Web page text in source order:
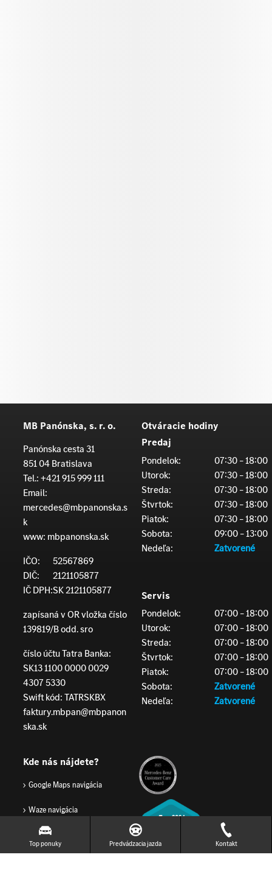
MB Panónska, s. r. o.
Panónska cesta 31
851 04 Bratislava
Tel.:+421 915 999 111
Email:
mercedes@mbpanonska.s
k
www: mbpanonska.sk
IČO:
52567869
DIČ:
2121105877
IČ DPH:SK 2121105877
zapísaná v OR vložka číslo
139819/B odd. sro
číslo účtu Tatra Banka:
SK13 1100 0000 0029
4307 5330
Swift kód: TATRSKBX
faktury.mbpan@mbpanon
ska.sk
Otváracie hodiny
Predaj
Pondelok:
07:30 – 18:00
Utorok:
07:30 – 18:00
Streda:
07:30 – 18:00
Štvrtok:
07:30 – 18:00
Piatok:
07:30 – 18:00
Sobota:
09:00 – 13:00
Nedeľa:
Zatvorené
Servis
Pondelok:
07:00 – 18:00
Utorok:
07:00 – 18:00
Streda:
07:00 – 18:00
Štvrtok:
07:00 – 18:00
Piatok:
07:00 – 18:00
Sobota:
Zatvorené
Nedeľa:
Zatvorené
Kde nás nájdete?
Google Maps navigácia
Waze navigácia
Top ponuky Predvádzacia jazda Kontakt